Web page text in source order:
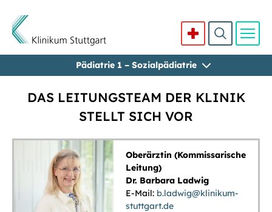
Pädiatrie 1 – Sozialpädiatrie
DAS LEITUNGSTEAM DER KLINIK
STELLT SICH VOR
Oberärztin (Kommissarische
Leitung)
Dr. Barbara Ladwig
E-Mail: b.ladwig@klinikum-
stuttgart.de